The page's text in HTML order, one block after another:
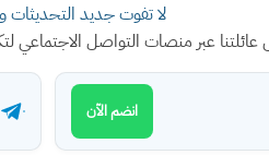
لا تفوت جديد التحديثات
عائلتنا عبر منصات التواصل
انضم الآن